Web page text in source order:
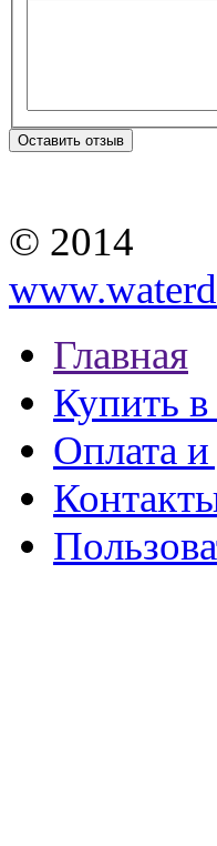
Оставить отзыв
© 2014
Главная
Купить
Оплата и